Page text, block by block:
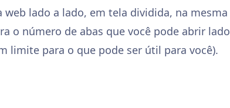
lado a lado, em tela dividida, na mesma
o número de abas que você pode abrir lado
limite para o que pode ser útil para você).